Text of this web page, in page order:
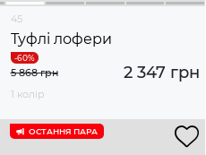
45
Туфлі лофери
2 347 грн
5 868 грн
1 колір
ОСТАННЯ ПАРА